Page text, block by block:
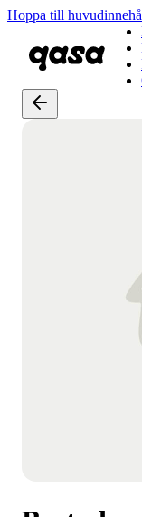
Hoppa till